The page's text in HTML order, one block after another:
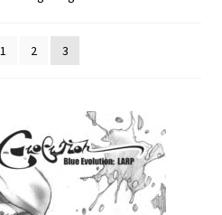
sortiert
1
2 3